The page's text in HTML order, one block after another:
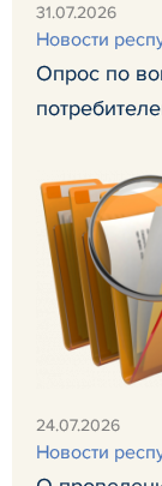
31.07.2026
Новости
Опрос по
24.07.2026
Новости